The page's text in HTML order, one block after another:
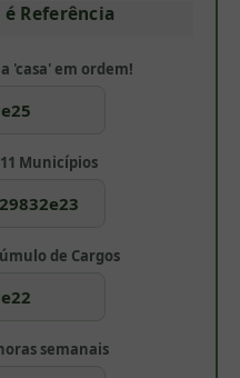
Referência
'casa' em ordem!
11 Municípios
de Cargos
semanais